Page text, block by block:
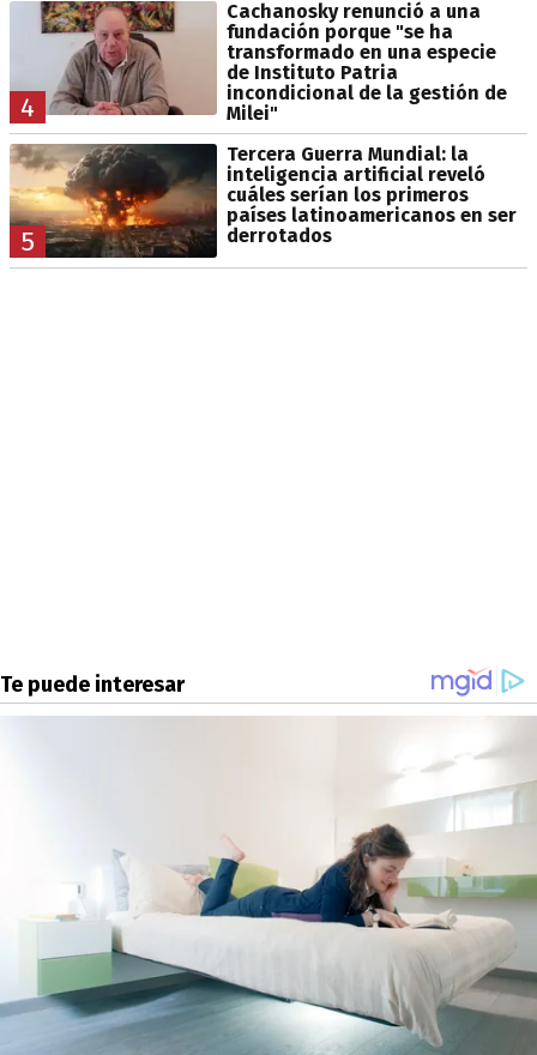
4
Cachanosky renunció a una
fundación porque "se ha
transformado en una especie
de Instituto Patria
incondicional de la gestión de
Milei"
5
Tercera Guerra Mundial: la
inteligencia artificial reveló
cuáles serían los primeros
países latinoamericanos en ser
derrotados